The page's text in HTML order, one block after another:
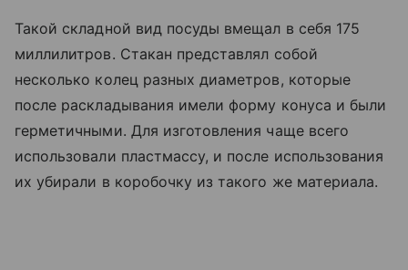
Такой складной вид посуды вмещал в себя 175
миллилитров. Стакан представлял собой
несколько колец разных диаметров, которые
после раскладывания имели форму конуса и были
герметичными. Для изготовления чаще всего
использовали пластмассу, и после использования
их убирали в коробочку из такого же материала.